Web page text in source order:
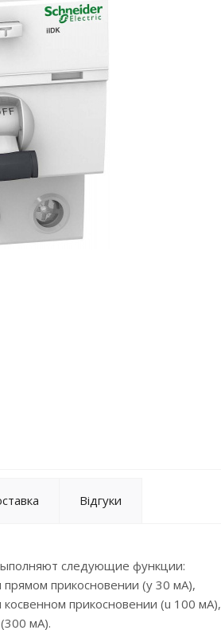
Відгуки
следующие функции:
прикосновении (y 30 мА),
прикосновении (u 100 мА),
мА).